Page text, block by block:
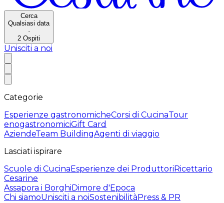
Cerca
Qualsiasi data
·
2 Ospiti
Unisciti a noi
Categorie
Esperienze gastronomicheCorsi di CucinaTour
enogastronomiciGift Card
AziendeTeam BuildingAgenti di viaggio
Lasciati ispirare
Scuole di CucinaEsperienze dei ProduttoriRicettario
Cesarine
Assapora i BorghiDimore d'Epoca
Chi siamoUnisciti a noiSostenibilitàPress & PR